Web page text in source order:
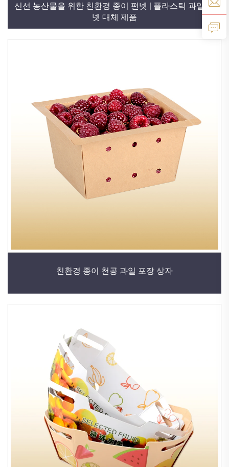
신선 농산물을 위한 친환경 종이 펀넷 | 플라스틱 과일 펀
넷 대체 제품
친환경 종이 천공 과일 포장 상자